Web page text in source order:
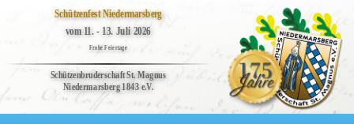
Bruderschaft
Schützenfest Niedermarsberg
vom 11. - 13. Juli 2026
Frohe Feiertage
Schützenbruderschaft St. Magnus
Niedermarsberg 1843 e.V.